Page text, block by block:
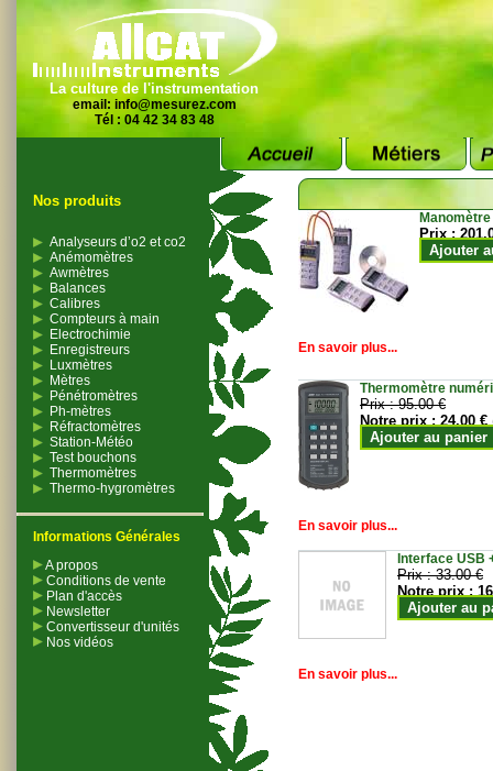
La culture de l'instrumentation
email: info@mesurez.com
Tél : 04 42 34 83 48
Nos produits
Analyseurs d’o2 et co2
Anémomètres
Awmètres
Balances
Calibres
Compteurs à main
Electrochimie
Enregistreurs
Luxmètres
Mètres
Pénétromètres
Ph-mètres
Réfractomètres
Station-Météo
Test bouchons
Thermomètres
Thermo-hygromètres
Informations Générales
A propos
Conditions de vente
Plan d'accès
Newsletter
Convertisseur d'unités
Nos vidéos
Prix :
Ajouter
En savoir plus...
Thermomètre
Prix :95.00 €
Notre prix :24.00 €
Ajouter au panier
En savoir plus...
Interface USB
Prix :33.00 €
Notre prix :
Ajouter au
En savoir plus...